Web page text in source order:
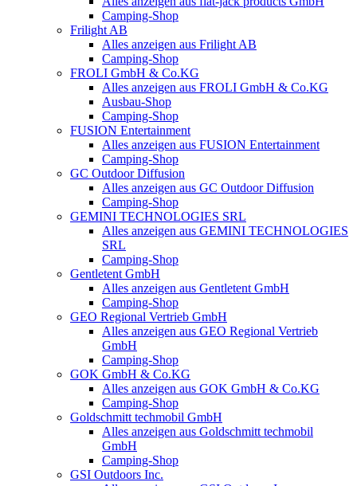
Camping-Shop
Frilight AB
Alles anzeigen aus Frilight AB
Camping-Shop
FROLI GmbH & Co.KG
Alles anzeigen aus FROLI GmbH & Co.KG
Ausbau-Shop
Camping-Shop
FUSION Entertainment
Alles anzeigen aus FUSION Entertainment
Camping-Shop
GC Outdoor Diffusion
Alles anzeigen aus GC Outdoor Diffusion
Camping-Shop
GEMINI TECHNOLOGIES SRL
Alles anzeigen aus GEMINI TECHNOLOGIES
SRL
Camping-Shop
Gentletent GmbH
Alles anzeigen aus Gentletent GmbH
Camping-Shop
GEO Regional Vertrieb GmbH
Alles anzeigen aus GEO Regional Vertrieb
GmbH
Camping-Shop
GOK GmbH & Co.KG
Alles anzeigen aus GOK GmbH & Co.KG
Camping-Shop
Goldschmitt techmobil GmbH
Alles anzeigen aus Goldschmitt techmobil
GmbH
Camping-Shop
GSI Outdoors Inc.